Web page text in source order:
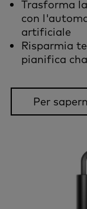
Trasforma
con
artificiale
Risparmia
pianifica
Per